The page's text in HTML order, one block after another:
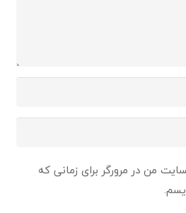
من در مرورگر برای زمانی که